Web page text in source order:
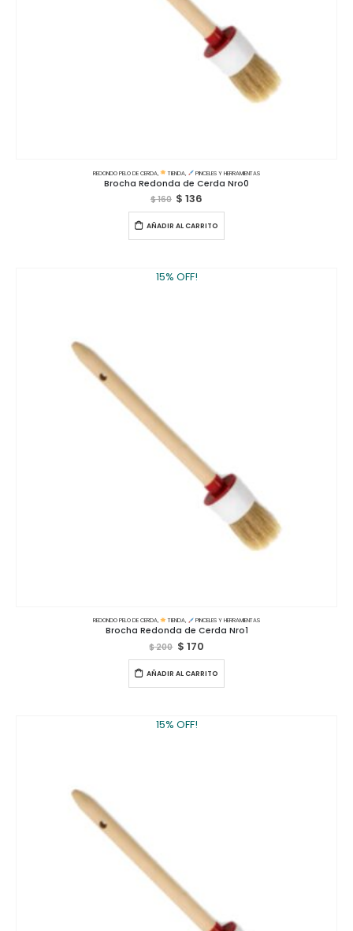
REDONDO PELO DE CERDA, TIENDA, PINCELES Y HERRAMIENTAS
Brocha Redonda de Cerda Nro0
$160 $ 136
AÑADIR AL CARRITO
15% OFF!
REDONDO PELO DE CERDA, TIENDA, PINCELES Y HERRAMIENTAS
Brocha Redonda de Cerda Nro1
$200 $ 170
AÑADIR AL CARRITO
15% OFF!